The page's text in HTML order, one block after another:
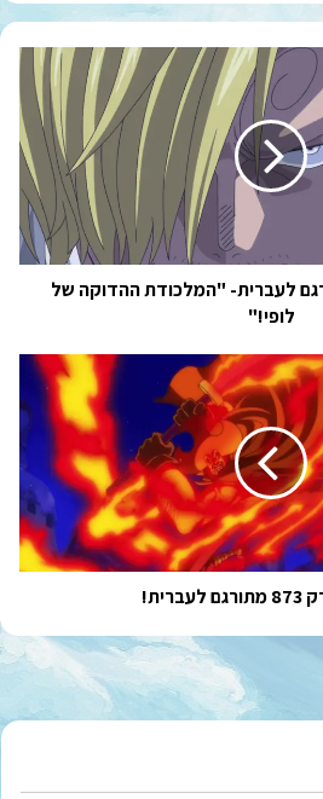
פרק 872 מתורגם לעברית- "המלכודת ההדוקה של
לופי!"